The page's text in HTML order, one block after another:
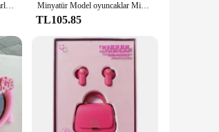
Pembe bebek mobilya aksesuarları için Barbie elbise elbise oyuncaklar kızlar için doğum günü hediyesi Minyatür Model oyuncaklar Mini cep telefonu Ipad dizüstü dizüstü Macbook Barbie bebekler Bjd Ob11 1/6 1/8 Dollhouse Diy aksesuarları
TL105.85